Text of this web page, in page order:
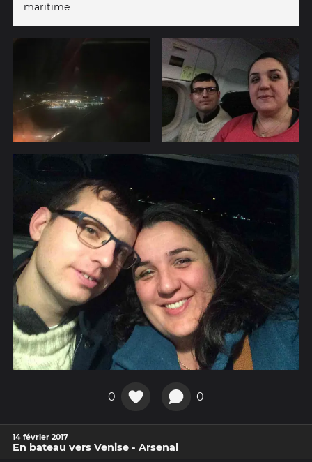
maritime
0 0
14 février 2017
En bateau vers Venise - Arsenal